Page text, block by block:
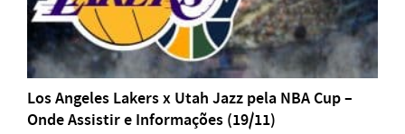
Los Angeles Lakers x Utah Jazz pela NBA Cup –
Onde Assistir e Informações (19/11)